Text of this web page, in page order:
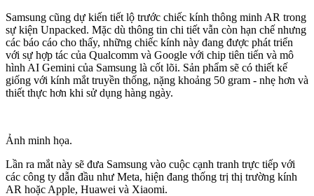
Samsung cũng dự kiến tiết lộ trước chiếc kính thông minh AR trong
sự kiện Unpacked. Mặc dù thông tin chi tiết vẫn còn hạn chế nhưng
các báo cáo cho thấy, những chiếc kính này đang được phát triển
với sự hợp tác của Qualcomm và Google với chip tiên tiến và mô
hình AI Gemini của Samsung là cốt lõi. Sản phẩm sẽ có thiết kế
giống với kính mắt truyền thống, nặng khoảng 50 gram - nhẹ hơn và
thiết thực hơn khi sử dụng hàng ngày.
Ảnh minh họa.
Lần ra mắt này sẽ đưa Samsung vào cuộc cạnh tranh trực tiếp với
các công ty dẫn đầu như Meta, hiện đang thống trị thị trường kính
AR hoặc Apple, Huawei và Xiaomi.